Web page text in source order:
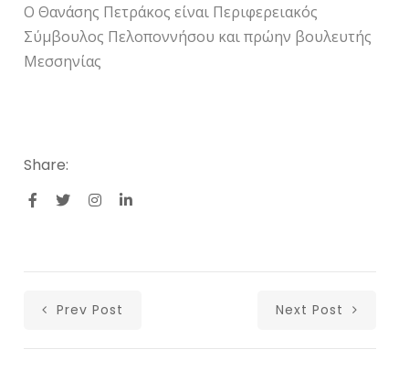
Ο Θανάσης Πετράκος είναι Περιφερειακός
Σύμβουλος Πελοποννήσου και πρώην βουλευτής
Μεσσηνίας
Share:
Prev Post Next Post